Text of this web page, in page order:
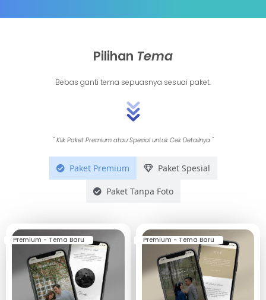
Pilihan Tema
Bebas ganti tema sepuasnya sesuai paket.
" Klik Paket Premium atau Spesial untuk Cek Detailnya "
Paket Premium Paket Spesial
Paket Tanpa Foto
Premium - Tema Baru Premium - Tema Baru